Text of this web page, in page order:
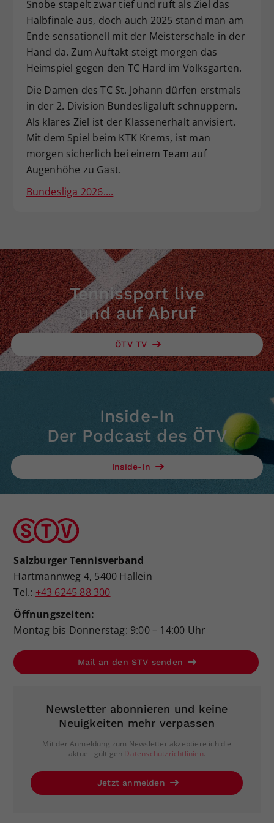
Snobe stapelt zwar tief und ruft als Ziel das
Halbfinale aus, doch auch 2025 stand man am
Ende sensationell mit der Meisterschale in der
Hand da. Zum Auftakt steigt morgen das
Heimspiel gegen den TC Hard im Volksgarten.
Die Damen des TC St. Johann dürfen erstmals
in der 2. Division Bundesligaluft schnuppern.
Als klares Ziel ist der Klassenerhalt anvisiert.
Mit dem Spiel beim KTK Krems, ist man
morgen sicherlich bei einem Team auf
Augenhöhe zu Gast.
Bundesliga 2026....
Tennissport live
und auf Abruf
ÖTV TV
Inside-In
Der Podcast des ÖTV
Inside-In
Salzburger Tennisverband
Hartmannweg 4, 5400 Hallein
Tel.: +43 6245 88 300
Öffnungszeiten:
Montag bis Donnerstag: 9:00 – 14:00 Uhr
Mail an den STV senden
Newsletter abonnieren und keine
Neuigkeiten mehr verpassen
Mit der Anmeldung zum Newsletter akzeptiere ich die
aktuell gültigen Datenschutzrichtlinien.
Jetzt anmelden
Zweck
Dieser Wert speichert Ihre Consent-
Einstellungen. Unter anderem eine
zufällig generierte ID, für die
historische Speicherung Ihrer
vorgenommen Einstellungen, falls der
hat.